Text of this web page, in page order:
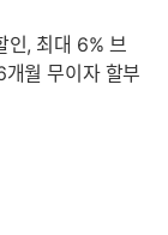
인, 최대 6% 브
월 무이자 할부